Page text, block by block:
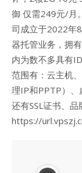
御 仅需249元/月
司成立于2022年
器托管业务，拥
内为数不多具有
范围有：云主机
理IP和PPTP）、
还有SSL证书、
https://